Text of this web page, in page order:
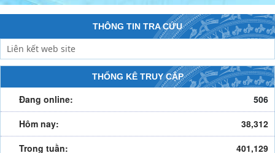
THÔNG TIN TRA CỨU
THỐNG KÊ TRUY CẬP
Đang online:
506
Hôm nay:
38,312
Trong tuần:
401,129